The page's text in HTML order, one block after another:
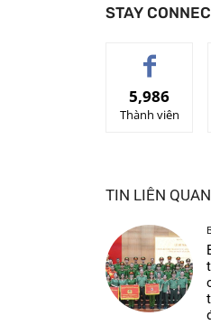
STAY
5,986
Thành viên
TIN LIÊN QUAN